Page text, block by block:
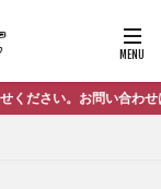
さい。お問い合わせは